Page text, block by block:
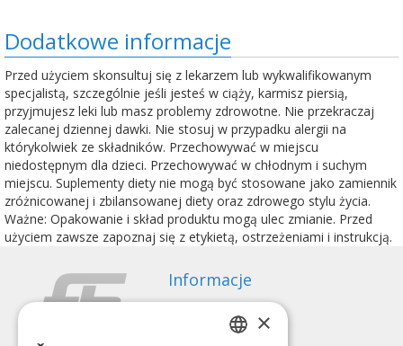
Dodatkowe informacje
Przed użyciem skonsultuj się z lekarzem lub wykwalifikowanym
specjalistą, szczególnie jeśli jesteś w ciąży, karmisz piersią,
przyjmujesz leki lub masz problemy zdrowotne. Nie przekraczaj
zalecanej dziennej dawki. Nie stosuj w przypadku alergii na
którykolwiek ze składników. Przechowywać w miejscu
niedostępnym dla dzieci. Przechowywać w chłodnym i suchym
miejscu. Suplementy diety nie mogą być stosowane jako zamiennik
zróżnicowanej i zbilansowanej diety oraz zdrowego stylu życia.
Ważne: Opakowanie i skład produktu mogą ulec zmianie. Przed
użyciem zawsze zapoznaj się z etykietą, ostrzeżeniami i instrukcją.
Informacje
Sposoby płatności
×